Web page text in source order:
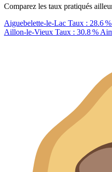
Comparez les taux pratiqués
Aiguebelette-le-Lac Taux : 28.6 %
Aillon-le-Vieux Taux : 30.8 %